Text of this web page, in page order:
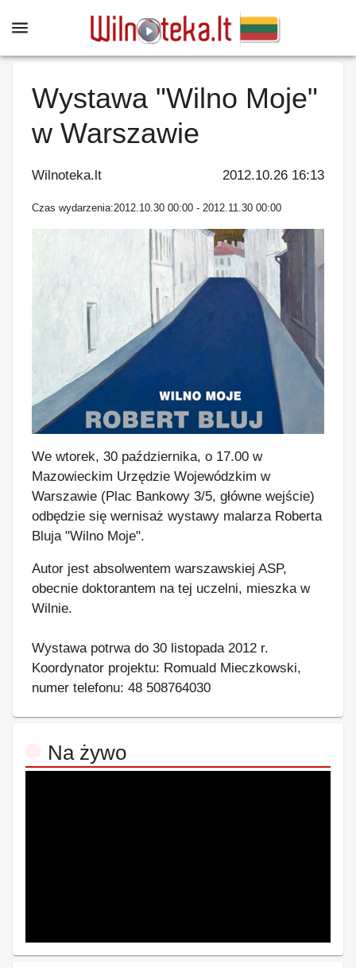
Wystawa "Wilno Moje"
w Warszawie
Wilnoteka.lt 2012.10.26 16:13
Czas wydarzenia:2012.10.30 00:00 - 2012.11.30 00:00
We wtorek, 30 października, o 17.00 w
Mazowieckim Urzędzie Wojewódzkim w
Warszawie (Plac Bankowy 3/5, główne wejście)
odbędzie się wernisaż wystawy malarza Roberta
Bluja "Wilno Moje".
Autor jest absolwentem warszawskiej ASP,
obecnie doktorantem na tej uczelni, mieszka w
Wilnie.
Wystawa potrwa do 30 listopada 2012 r.
Koordynator projektu: Romuald Mieczkowski,
numer telefonu: 48 508764030
Na żywo